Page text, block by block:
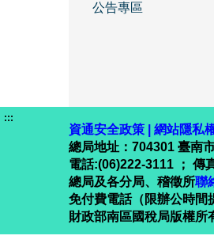
公告專區
:::
資通安全政策 網站隱私
總局地址：704301 臺南
電話:(06)222-3111 ； 傳
總局及各分局、稽徵所聯
免付費電話（限辦公時間
財政部南區國稅局版權